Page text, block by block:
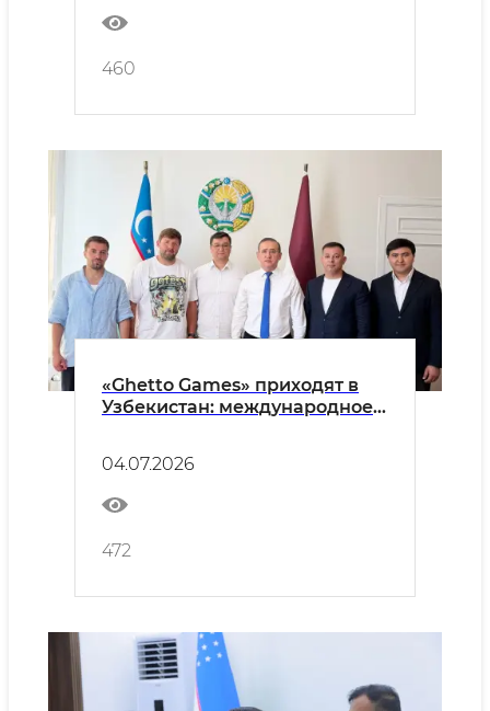
460
«Ghetto Games» приходят в
Узбекистан: международное
04.07.2026
472